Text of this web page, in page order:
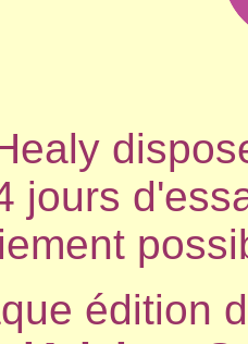
jours
édition